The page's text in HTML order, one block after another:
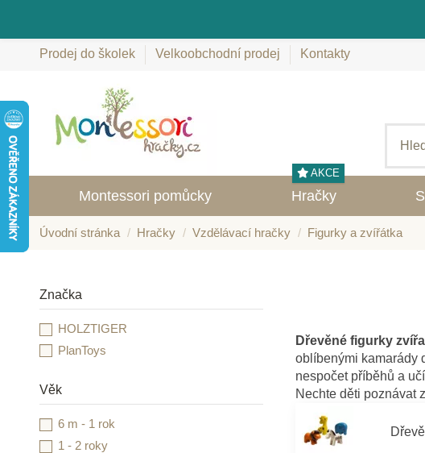
Prodej do školek Velkoobchodní prodej Kontakty
Montessori pomůcky Hračky
AKCE
Úvodní stránka Hračky Vzdělávací hračky Figurky a zvířátka
Dřevěné figurky
oblíbenými kamarády
nespočet příběhů a
Nechte děti poznávat
Značka
HOLZTIGER
PlanToys
Věk
6 m - 1 rok
1 - 2 roky